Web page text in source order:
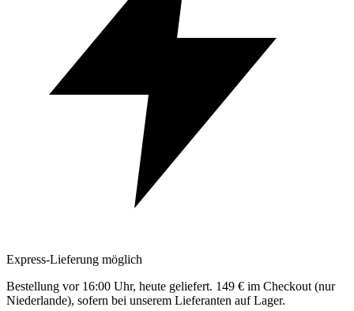
Express-Lieferung möglich
Bestellung vor 16:00 Uhr, heute geliefert. 149 € im Checkout (nur
Niederlande), sofern bei unserem Lieferanten auf Lager.